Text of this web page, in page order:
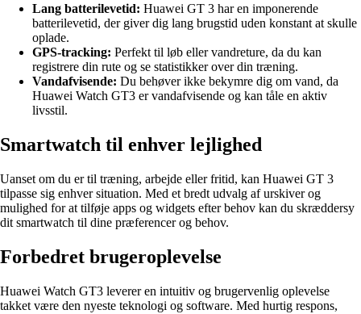
Lang batterilevetid: Huawei GT 3 har en imponerende
batterilevetid, der giver dig lang brugstid uden konstant at skulle
oplade.
GPS-tracking: Perfekt til løb eller vandreture, da du kan
registrere din rute og se statistikker over din træning.
Vandafvisende: Du behøver ikke bekymre dig om vand, da
Huawei Watch GT3 er vandafvisende og kan tåle en aktiv
livsstil.
Smartwatch til enhver lejlighed
Uanset om du er til træning, arbejde eller fritid, kan Huawei GT 3
tilpasse sig enhver situation. Med et bredt udvalg af urskiver og
mulighed for at tilføje apps og widgets efter behov kan du skræddersy
dit smartwatch til dine præferencer og behov.
Forbedret brugeroplevelse
Huawei Watch GT3 leverer en intuitiv og brugervenlig oplevelse
takket være den nyeste teknologi og software. Med hurtig respons,